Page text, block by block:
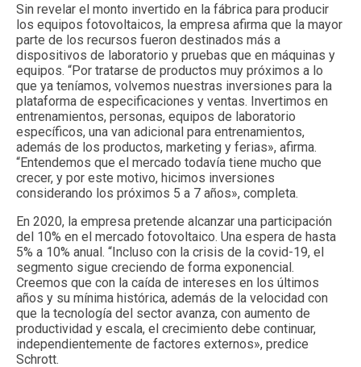
Sin revelar el monto invertido en la fábrica para producir
los equipos fotovoltaicos, la empresa afirma que la mayor
parte de los recursos fueron destinados más a
dispositivos de laboratorio y pruebas que en máquinas y
equipos. “Por tratarse de productos muy próximos a lo
que ya teníamos, volvemos nuestras inversiones para la
plataforma de especificaciones y ventas. Invertimos en
entrenamientos, personas, equipos de laboratorio
específicos, una van adicional para entrenamientos,
además de los productos, marketing y ferias», afirma.
“Entendemos que el mercado todavía tiene mucho que
crecer, y por este motivo, hicimos inversiones
considerando los próximos 5 a 7 años», completa.
En 2020, la empresa pretende alcanzar una participación
del 10% en el mercado fotovoltaico. Una espera de hasta
5% a 10% anual. “Incluso con la crisis de la covid-19, el
segmento sigue creciendo de forma exponencial.
Creemos que con la caída de intereses en los últimos
años y su mínima histórica, además de la velocidad con
que la tecnología del sector avanza, con aumento de
productividad y escala, el crecimiento debe continuar,
independientemente de factores externos», predice
Schrott.